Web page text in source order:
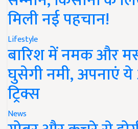
मिली नई पहचान!
Lifestyle
बारिश में नमक और
घुसेगी नमी, अपनाएं
ट्रिक्स
News